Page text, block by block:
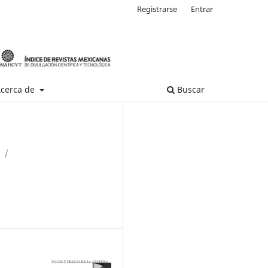
de Buscar
Registrarse Entrar
/